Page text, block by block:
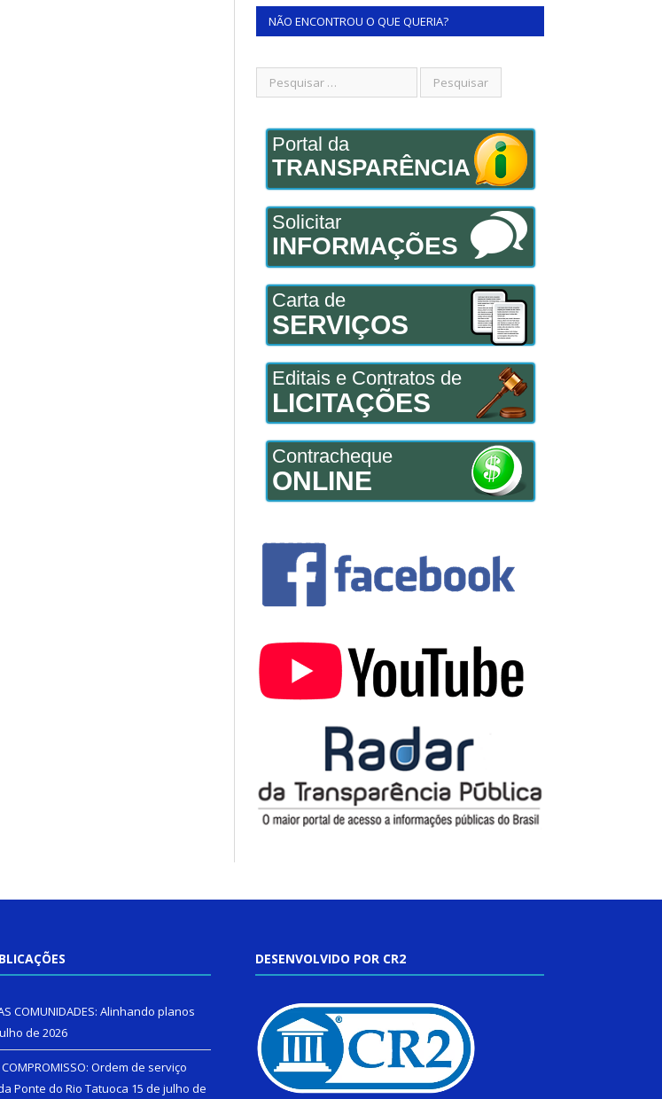
NÃO ENCONTROU O QUE QUERIA?
Portal da
TRANSPARÊNCIA
Solicitar
INFORMAÇÕES
Carta de
SERVIÇOS
Editais e Contratos de
LICITAÇÕES
Contracheque
ONLINE
COMUNIDADES: Alinhando planos
de 2026
COMPROMISSO: Ordem de serviço
Ponte do Rio Tatuoca 15 de julho de
DESENVOLVIDO POR CR2